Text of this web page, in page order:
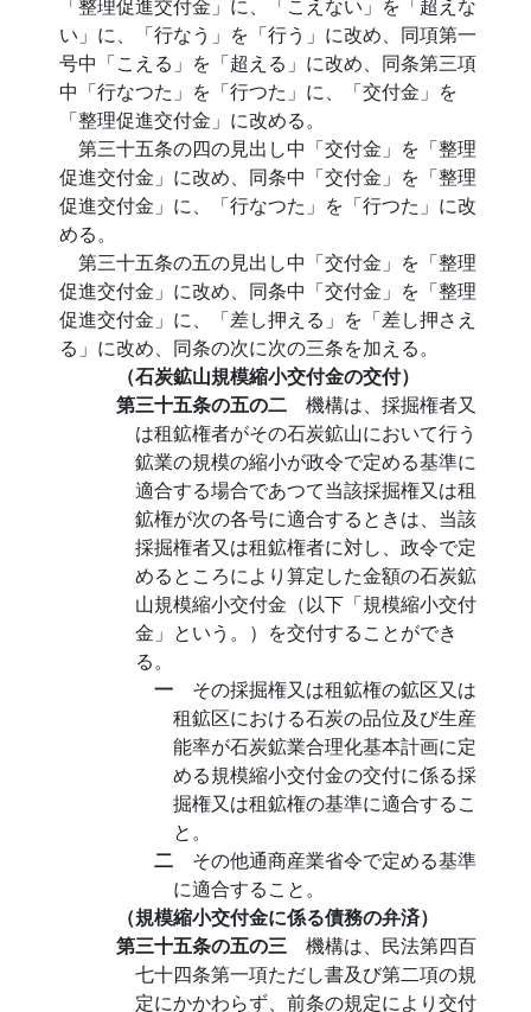
い」に、「行なう」を「行う」に改め、同項第一
号中「こえる」を「超える」に改め、同条第三項
中「行なつた」を「行つた」に、「交付金」を
「整理促進交付金」に改める。
第三十五条の四の見出し中「交付金」を「整理
促進交付金」に改め、同条中「交付金」を「整理
促進交付金」に、「行なつた」を「行つた」に改
める。
第三十五条の五の見出し中「交付金」を「整理
促進交付金」に改め、同条中「交付金」を「整理
促進交付金」に、「差し押える」を「差し押さえ
る」に改め、同条の次に次の三条を加える。
（石炭鉱山規模縮小交付金の交付）
第三十五条の五の二 機構は、採掘権者又
は租鉱権者がその石炭鉱山において行う
鉱業の規模の縮小が政令で定める基準に
適合する場合であつて当該採掘権又は租
鉱権が次の各号に適合するときは、当該
採掘権者又は租鉱権者に対し、政令で定
めるところにより算定した金額の石炭鉱
山規模縮小交付金（以下「規模縮小交付
金」という。）を交付することができ
る。
一 その採掘権又は租鉱権の鉱区又は
租鉱区における石炭の品位及び生産
能率が石炭鉱業合理化基本計画に定
める規模縮小交付金の交付に係る採
掘権又は租鉱権の基準に適合するこ
と。
二 その他通商産業省令で定める基準
に適合すること。
（規模縮小交付金に係る債務の弁済）
第三十五条の五の三 機構は、民法第四百
七十四条第一項ただし書及び第二項の規
定にかかわらず、前条の規定により交付